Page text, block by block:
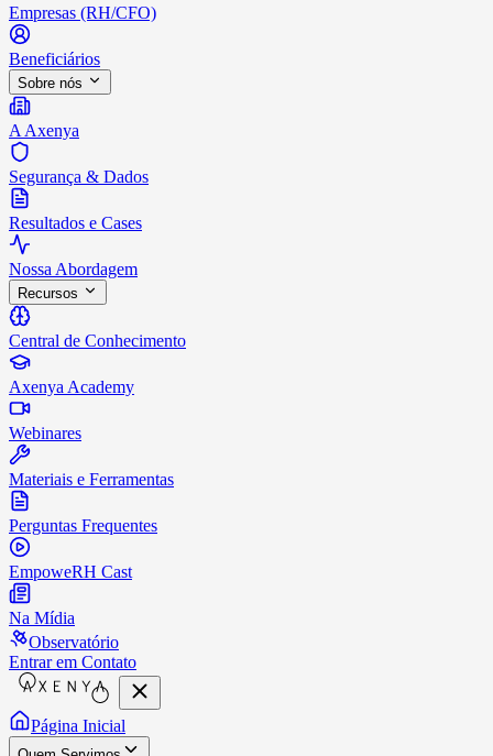
Empresas (RH/CFO)
Beneficiários
Sobre nós
A Axenya
Segurança & Dados
Resultados e Cases
Nossa Abordagem
Recursos
Central de Conhecimento
Axenya Academy
Webinares
Materiais e Ferramentas
Perguntas Frequentes
EmpoweRH Cast
Na Mídia
Observatório
Entrar em Contato
Página Inicial